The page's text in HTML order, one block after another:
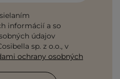
informácií a so
údajov
sp. z o.o., v
ochrany osobných